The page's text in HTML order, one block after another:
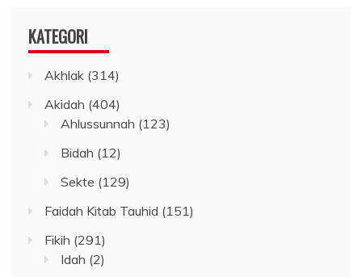
KATEGORI
Akhlak (314)
Akidah (404)
Ahlussunnah (123)
Bidah (12)
Sekte (129)
Faidah Kitab Tauhid (151)
Fikih (291)
Idah (2)